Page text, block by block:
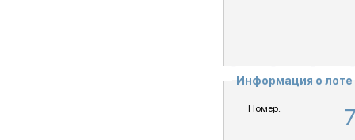
Информация о
Номер: